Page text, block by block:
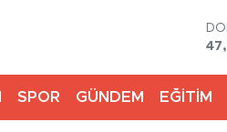
SPOR GÜNDEM EĞİTİM